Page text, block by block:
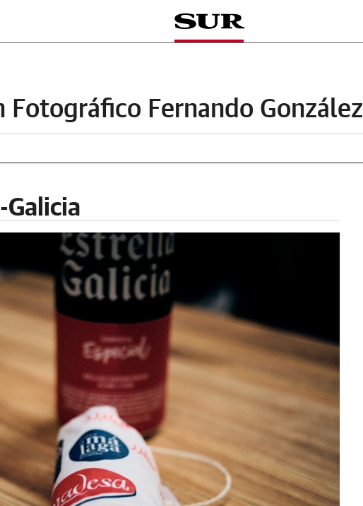
Fotográfico Fernando González